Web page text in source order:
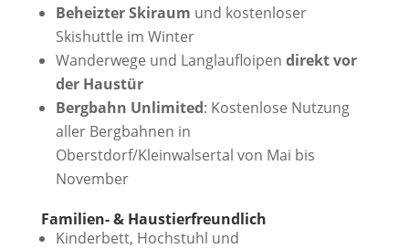
Beheizter Skiraum und kostenloser
Skishuttle im Winter
Wanderwege und Langlaufloipen direkt vor
der Haustür
Bergbahn Unlimited: Kostenlose Nutzung
aller Bergbahnen in
Oberstdorf/Kleinwalsertal von Mai bis
November
Familien- & Haustierfreundlich
Kinderbett, Hochstuhl und